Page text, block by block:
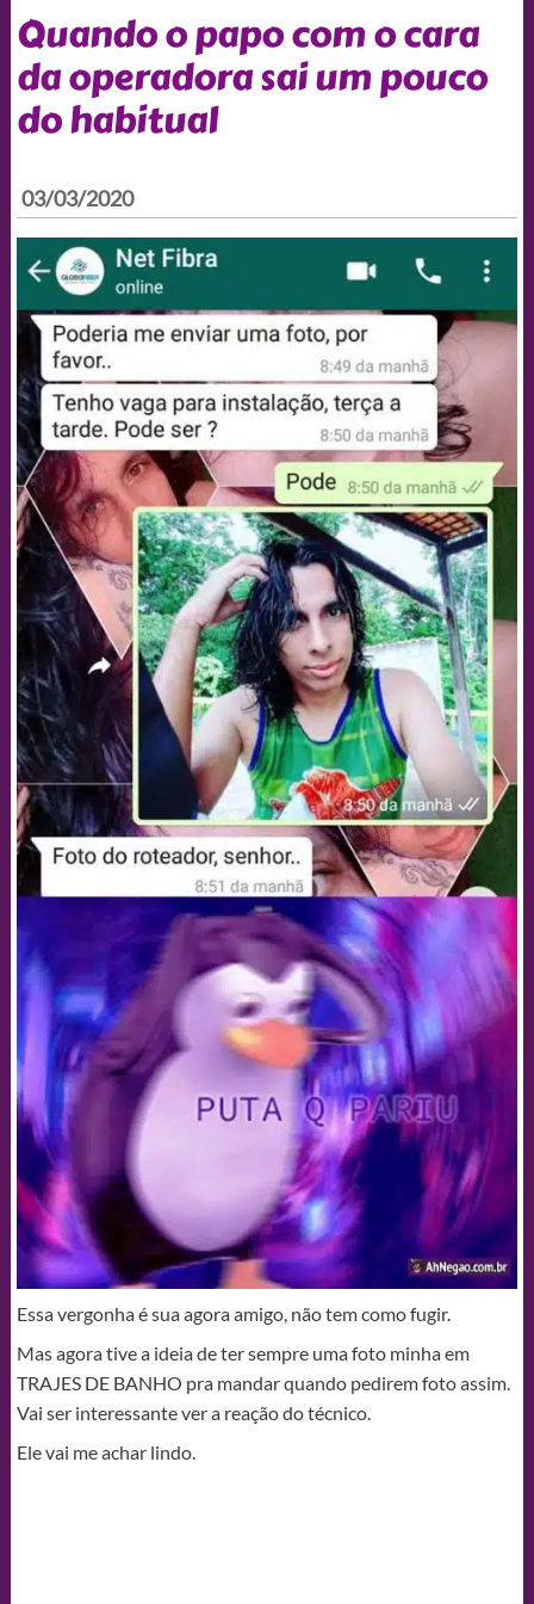
Quando o papo com o cara
da operadora sai um pouco
do habitual
03/03/2020
Essa vergonha é sua agora amigo, não tem como fugir.
Mas agora tive a ideia de ter sempre uma foto minha em
TRAJES DE BANHO pra mandar quando pedirem foto assim.
Vai ser interessante ver a reação do técnico.
Ele vai me achar lindo.